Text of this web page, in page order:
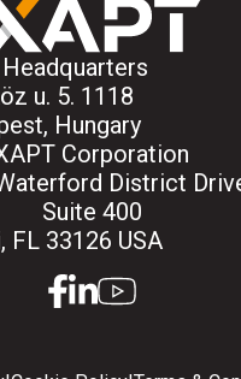
u. 5. 1118
Hungary
Corporation
District
Suite 400
FL 33126 USA
facebook
linkedin
youtube